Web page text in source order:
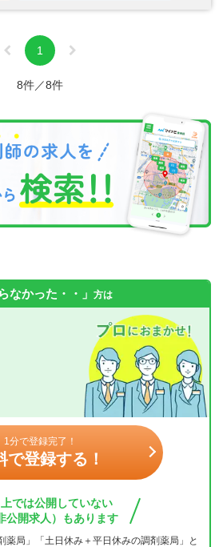
1
8件／8件
なかった・・」 方は
1分で登録完了！
で登録する！
では公開していない
公開求人）もあります
薬局」「土日休み＋平日休みの調剤薬局」と